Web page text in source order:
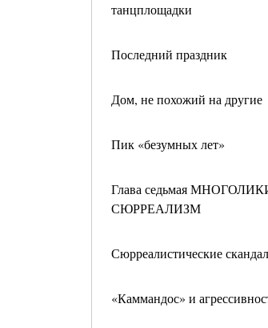
танцплощадки
Последний праздник
Дом, не похожий на другие
Пик «безумных лет»
Глава седьмая
СЮРРЕАЛИЗМ
Сюрреалистические
«Каммандос» и